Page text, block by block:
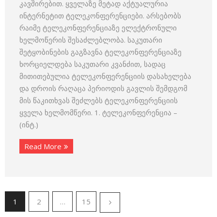
კავშირებით. ყველაზე მეტად აქტუალურია
ინტერნეტით ტელეკონფერენციები. არსებობს
რაიმე ტელეკონფერენციაზე ელექტრონული
ხელმოწერის შესაძლებლობა. საკუთარი
შეტყობინების გაგზავნა ტელეკონფერენციაზე
ხორციელდება საკუთარი კვანძით, სადაც
მითითებულია ტელეკონფერენციის დასახელება
და დროის რაღაცა პერიოდის გავლის შემდგომ
მის წაკითხვას შეძლებს ტელეკონფერენციის
ყველა ხელმომწერი. 1. ტელეკონფერენცია –
(ინტ.)
Read More
1 2 … 15